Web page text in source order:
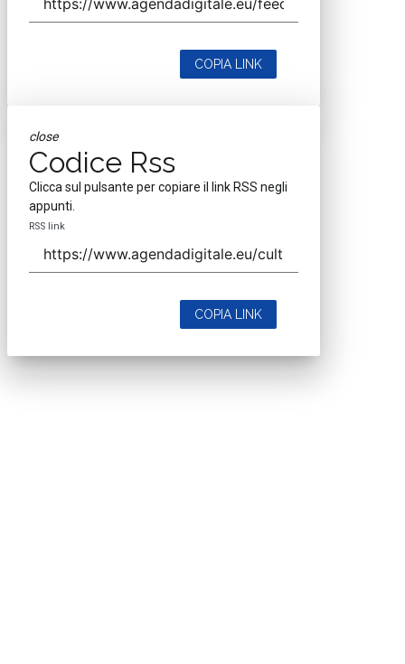
COPIA LINK
close
Codice Rss
Clicca sul pulsante per copiare il link RSS negli
appunti.
RSS link
COPIA LINK